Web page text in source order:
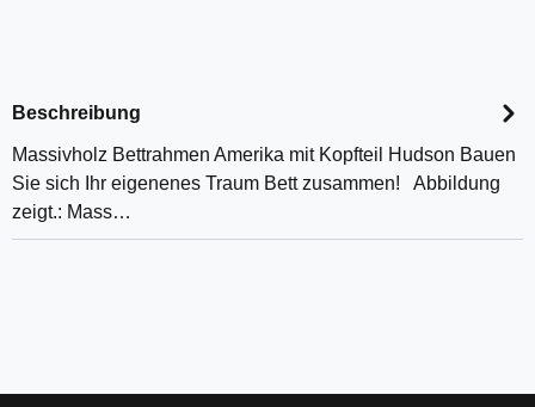
Beschreibung
Massivholz Bettrahmen Amerika mit Kopfteil Hudson Bauen
Sie sich Ihr eigenenes Traum Bett zusammen! Abbildung
zeigt.: Mass…